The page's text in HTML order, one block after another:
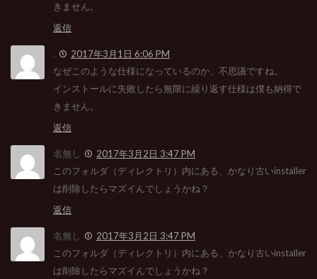
きません。
返信
.
2017年3月1日 6:06 PM
なぜこのような仕様になっているのか、不思議ですね。
インストールに失敗したら無限に繰り返す仕様は僕も納得で
きません。
返信
名無し
2017年3月2日 3:47 PM
このフォルダ（ディレクトリ）内にある、かなり古いinstaller
は削除したらマズイんでしょうかね？
返信
名無し
2017年3月2日 3:47 PM
このフォルダ（ディレクトリ）内にある、かなり古いinstaller
は削除したらマズイんでしょうかね？